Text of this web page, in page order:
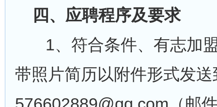
四、应聘程序及要求
1、符合条件、有志加盟
带照片简历以附件形式发